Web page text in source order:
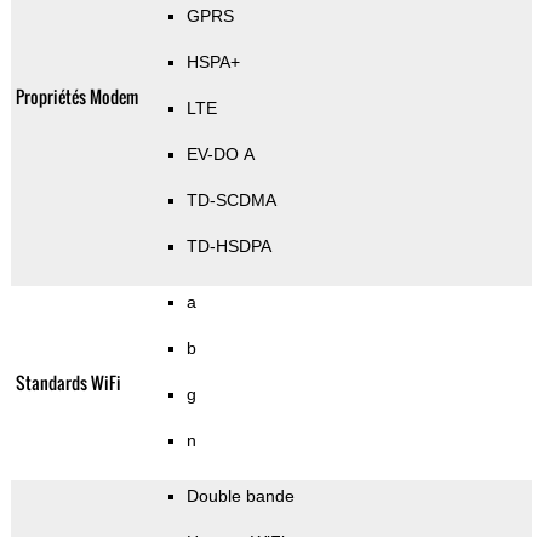
Propriétés Modem
GPRS
HSPA+
LTE
EV-DO A
TD-SCDMA
TD-HSDPA
Standards WiFi
a
b
g
n
Double bande